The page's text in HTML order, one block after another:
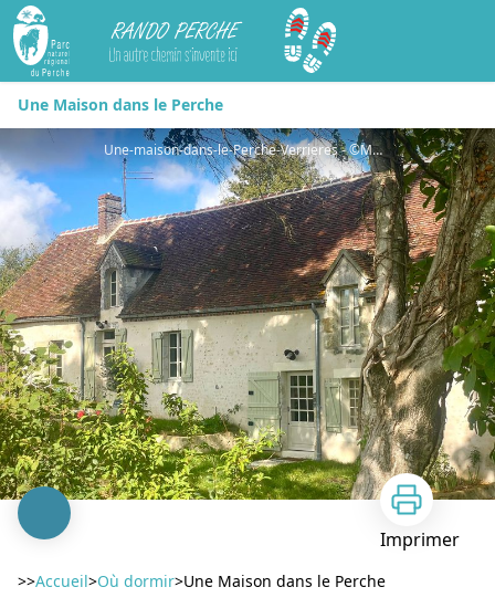
Rando Perche
Une Maison dans le Perche
Une-maison-dans-le-Perche-Verrieres - ©MME NANCY
Imprimer
>>Accueil>Où dormir>Une Maison dans le Perche